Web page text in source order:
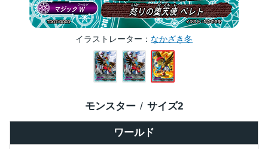
イラストレーター なかざき冬
ワールド
モンスター サイズ2